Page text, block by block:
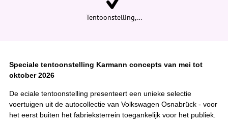
Tentoonstelling,…
Speciale tentoonstelling Karmann concepts van mei tot
oktober 2026
De eciale tentoonstelling presenteert een unieke selectie
voertuigen uit de autocollectie van Volkswagen Osnabrück - voor
het eerst buiten het fabrieksterrein toegankelijk voor het publiek.